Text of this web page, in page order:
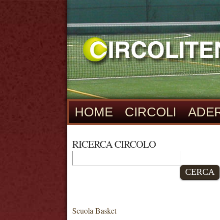
HOME CIRCOLI
RICERCA CIRCOLO
CERCA
Scuola Basket